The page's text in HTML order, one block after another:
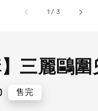
1 / 3
】三麗鷗圍
售完